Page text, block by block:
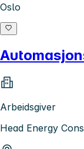
Oslo
Arbeidsgiver
Head Energy